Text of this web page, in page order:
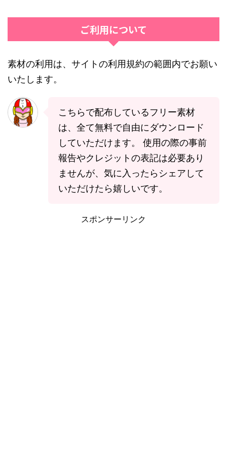
ご利用について
素材の利用は、サイトの利用規約の範囲内でお願い
いたします。
こちらで配布しているフリー素材
は、全て無料で自由にダウンロード
していただけます。 使用の際の事前
報告やクレジットの表記は必要あり
ませんが、気に入ったらシェアして
いただけたら嬉しいです。
スポンサーリンク